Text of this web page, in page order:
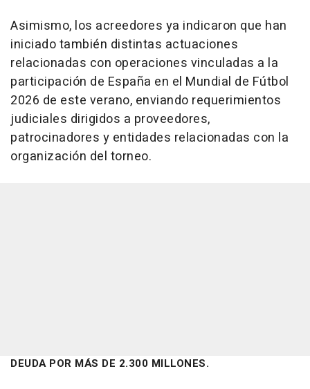
Asimismo, los acreedores ya indicaron que han
iniciado también distintas actuaciones
relacionadas con operaciones vinculadas a la
participación de España en el Mundial de Fútbol
2026 de este verano, enviando requerimientos
judiciales dirigidos a proveedores,
patrocinadores y entidades relacionadas con la
organización del torneo.
DEUDA POR MÁS DE 2.300 MILLONES.